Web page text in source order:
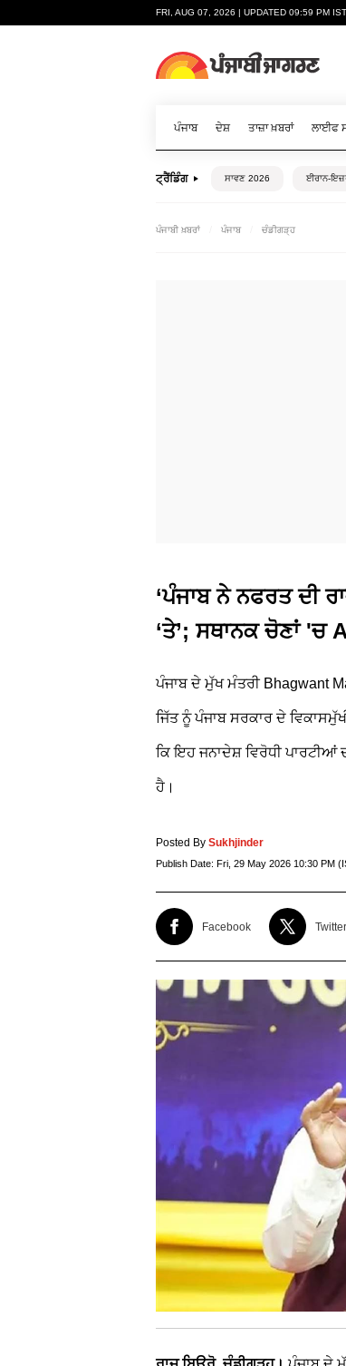
FRI, AUG 07, 2026 | UPDATED 09:59 PM IST
ਪੰਜਾਬ ਦੇਸ਼ ਤਾਜ਼ਾ ਖ਼ਬਰਾਂ ਲਾਈਫ
ਟ੍ਰੈਂਡਿੰਗ ਸਾਵਣ 2026 ਈਰਾਨ-
ਪੰਜਾਬੀ ਖ਼ਬਰਾਂ ਪੰਜਾਬ ਚੰਡੀਗੜ੍ਹ
‘ਪੰਜਾਬ ਨੇ ਨਫਰਤ ਦੀ
‘ਤੇ’; ਸਥਾਨਕ ਚੋਣਾਂ 'ਚ
ਪੰਜਾਬ ਦੇ ਮੁੱਖ ਮੰਤਰੀ Bhagwant
ਜਿੱਤ ਨੂੰ ਪੰਜਾਬ ਸਰਕਾਰ ਦੇ
ਕਿ ਇਹ ਜਨਾਦੇਸ਼ ਵਿਰੋਧੀ ਪਾਰਟੀਆਂ
ਹੈ।
Posted By Sukhjinder
Publish Date: Fri, 29 May 2026 10:30 PM
Facebook Twitter